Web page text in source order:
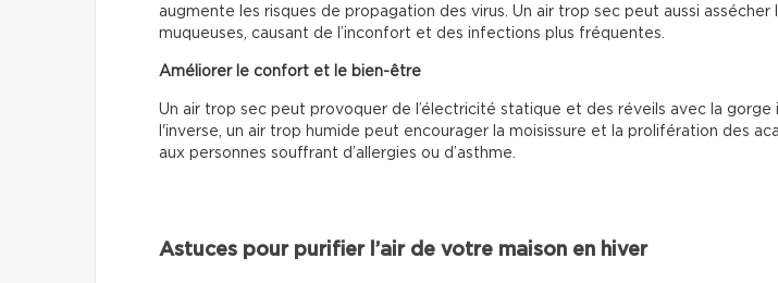
augmente les risques de propagation des virus. Un air trop sec peut aussi assécher
muqueuses, causant de l’inconfort et des infections plus fréquentes.
Améliorer le confort et le bien-être
Un air trop sec peut provoquer de l’électricité statique et des réveils avec la gorge
l'inverse, un air trop humide peut encourager la moisissure et la prolifération des
aux personnes souffrant d’allergies ou d’asthme.
Astuces pour purifier l’air de votre maison en hiver